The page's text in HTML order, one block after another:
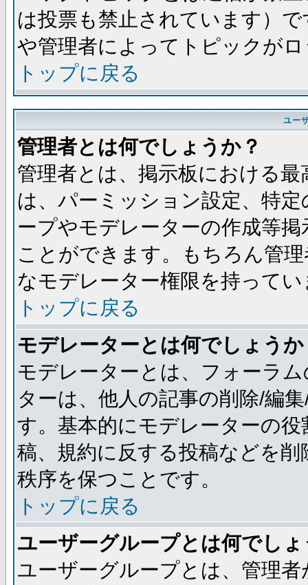
は投票も禁止されています）
や管理者によってトピックが
トップに戻る
ユー
管理者とは何でしょうか？
管理者とは、掲示板における
は、パーミッション設定、特
ープやモデレーターの作成等
ことができます。もちろん管
なモデレーター権限を持ってい
トップに戻る
モデレーターとは何でしょうか
モデレーターとは、フォーラ
ターは、他人の記事の削除/編
す。基本的にモデレーターの
稿、規約に反する投稿などを
秩序を保つことです。
トップに戻る
ユーザーグループとは何でし
ユーザーグループとは、管理